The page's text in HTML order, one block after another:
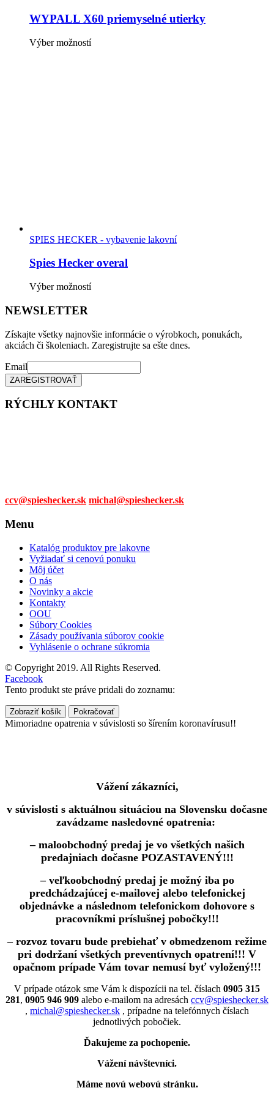
WYPALL X60 priemyselné utierky
Výber možnostíTento
SPIES HECKER - vybavenie lakovní
Spies Hecker overal
Výber možnostíTento
variantov.
Možnosti
si
môžete
vybrať
produktu.
NEWSLETTER
Získajte všetky najnovšie informácie o výrobkoch, ponukách,
akciách či školeniach. Zaregistrujte sa ešte dnes.
Email
RÝCHLY KONTAKT
ccv@spieshecker.sk michal@spieshecker.sk
Menu
Katalóg produktov pre lakovne
Vyžiadať si cenovú ponuku
Môj účet
O nás
Novinky a akcie
Kontakty
OOU
Súbory Cookies
Zásady používania súborov cookie
Vyhlásenie o ochrane súkromia
© Copyright 2019. All Rights Reserved.
Facebook
Tento produkt ste práve pridali do zoznamu:
Zobraziť košík Pokračovať
Mimoriadne opatrenia v súvislosti so šírením koronavírusu!!
Vážení zákazníci,
v súvislosti s aktuálnou situáciou na Slovensku dočasne
zavádzame nasledovné opatrenia:
– maloobchodný predaj je vo všetkých našich
predajniach dočasne POZASTAVENÝ!!!
– veľkoobchodný predaj je možný iba po
predchádzajúcej e-mailovej alebo telefonickej
objednávke a následnom telefonickom dohovore s
pracovníkmi príslušnej pobočky!!!
– rozvoz tovaru bude prebiehať v obmedzenom režime
pri dodržaní všetkých preventívnych opatrení!!! V
opačnom prípade Vám tovar nemusí byť vyložený!!!
V prípade otázok sme Vám k dispozícii na tel. číslach 0905 315
281, 0905 946 909 alebo e-mailom na adresách ccv@spieshecker.sk
, michal@spieshecker.sk , prípadne na telefónnych číslach
jednotlivých pobočiek.
Ďakujeme za pochopenie.
Vážení návštevníci.
Máme novú webovú stránku.